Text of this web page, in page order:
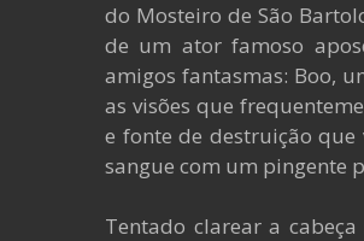
do Mosteiro de São
de um ator famoso
amigos fantasmas: Boo,
as visões que
e fonte de destruição
sangue com um pingente
Tentado clarear a